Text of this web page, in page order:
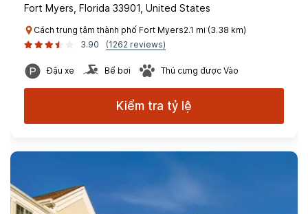
Fort Myers, Florida 33901, United States
Cách trung tâm thành phố Fort Myers2.1 mi (3.38 km)
3.90
(1262 reviews)
Đậu xe Bể bơi Thú cưng được Vào
Kiểm tra tỷ lệ